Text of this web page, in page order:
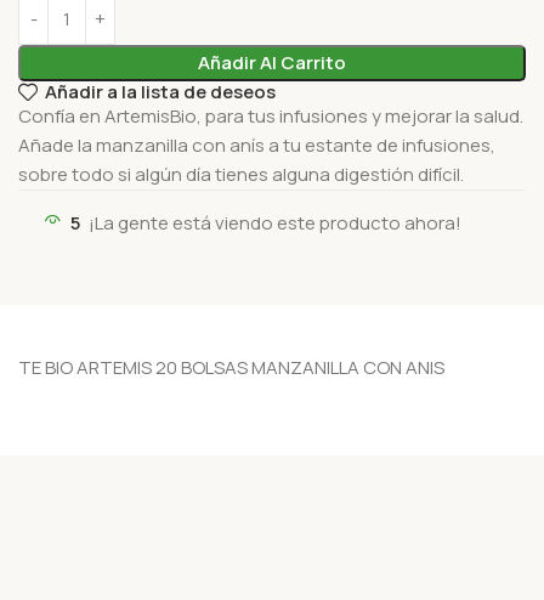
Añadir Al Carrito
Añadir a la lista de deseos
Confía en ArtemisBio, para tus infusiones y mejorar la salud.
Añade la manzanilla con anís a tu estante de infusiones,
sobre todo si algún día tienes alguna digestión difícil.
5 ¡La gente está viendo este producto ahora!
TE BIO ARTEMIS 20 BOLSAS MANZANILLA CON ANIS